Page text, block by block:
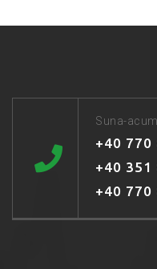
Suna-acum
+40 770
+40 351
+40 770